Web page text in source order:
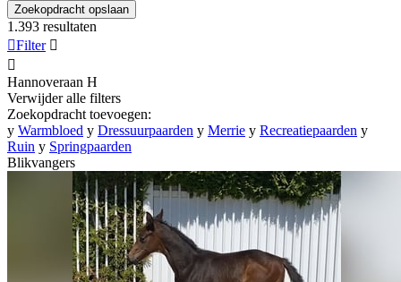
Zoekopdracht opslaan
1.393 resultaten
Filter 

Hannoveraan H
Verwijder alle filters
Zoekopdracht toevoegen:
y Warmbloed y Dressuurpaarden y Merrie y Recreatiepaarden y
Ruin y Springpaarden
Blikvangers